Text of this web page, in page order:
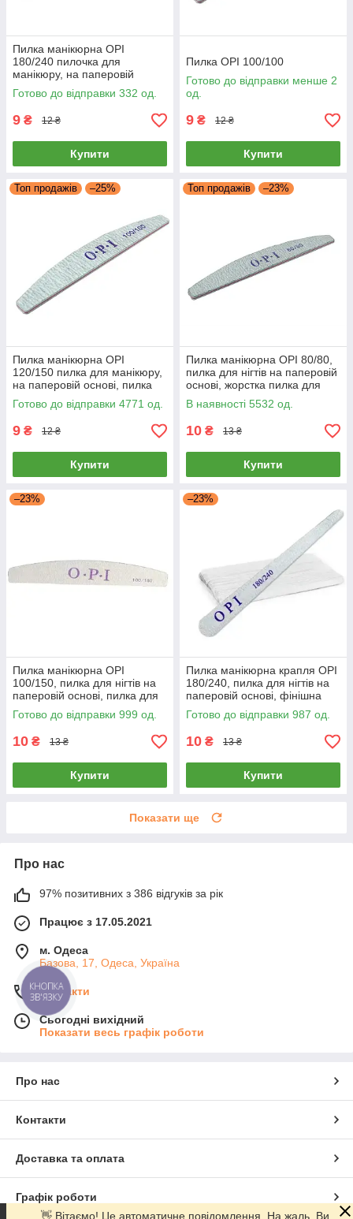
Пилка манікюрна OPI
180/240 пилочка для
манікюру, на паперовій
основі, пилка для нігтів
Готово до відправки 332 од.
9 ₴ 12 ₴
Купити
Пилка OPI 100/100
Готово до відправки менше 2
од.
9 ₴ 12 ₴
Купити
Топ продажів –25%
Пилка манікюрна OPI
120/150 пилка для манікюру,
на паперовій основі, пилка
для нігтів
Готово до відправки 4771 од.
9 ₴ 12 ₴
Купити
Топ продажів –23%
Пилка манікюрна OPI 80/80,
пилка для нігтів на паперовій
основі, жорстка пилка для
манікюру
В наявності 5532 од.
10 ₴ 13 ₴
Купити
–23%
Пилка манікюрна OPI
100/150, пилка для нігтів на
паперовій основі, пилка для
манікюру
Готово до відправки 999 од.
10 ₴ 13 ₴
Купити
–23%
Пилка манікюрна крапля OPI
180/240, пилка для нігтів на
паперовій основі, фінішна
пилочка для манікюру
Готово до відправки 987 од.
10 ₴ 13 ₴
Купити
Показати ще
Про нас
97% позитивних з 386 відгуків за рік
Працює з 17.05.2021
м. Одеса
Базова, 17, Одеса, Україна
Контакти
Сьогодні вихідний
Показати весь графік роботи
Про нас
Контакти
Доставка та оплата
Графік роботи
👋 Вітаємо! Це автоматичне повідомлення. На жаль, Ви
КНОПКА
ЗВ'ЯЗКУ